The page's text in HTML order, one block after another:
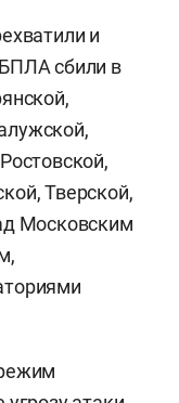
и
сбили в
Тверской,
Московским